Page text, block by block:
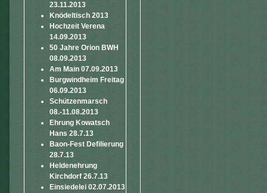
23.11.2013
Knödeltisch 2013
Hochzeit Verena
14.09.2013
50 Jahre Orion BWH
08.09.2013
Am Main 07.09.2013
Burgwindheim Freitag
06.09.2013
Schützenmarsch
08.-11.08.2013
Ehrung Kowatsch
Hans 28.7.13
Baon-Fest Defilierung
28.7.13
Heldenehrung
Kirchdorf 26.7.13
Einsiedelei 02.07.2013